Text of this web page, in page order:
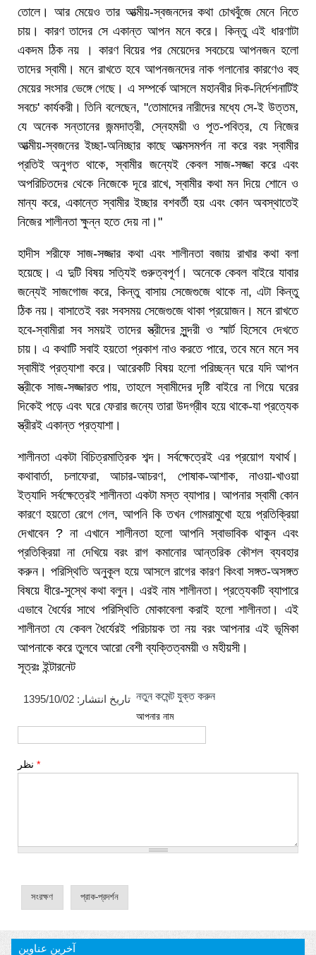
তোলে। আর মেয়েও তার আত্মীয়-স্বজনদের কথা চোখবুঁজে মেনে নিতে
চায়। কারণ তাদের সে একান্ত আপন মনে করে। কিন্তু এই ধারণাটা
একদম ঠিক নয় । কারণ বিয়ের পর মেয়েদের সবচেয়ে আপনজন হলো
তাদের স্বামী। মনে রাখতে হবে আপনজনদের নাক গলানোর কারণেও বহু
মেয়ের সংসার ভেঙ্গে গেছে। এ সম্পর্কে আসলে মহানবীর দিক-নির্দেশনাটিই
সবচে' কার্যকরী। তিনি বলেছেন, "তোমাদের নারীদের মধ্যে সে-ই উত্তম,
যে অনেক সন্তানের জন্মদাত্রী, স্নেহময়ী ও পূত-পবিত্র, যে নিজের
আত্মীয়-স্বজনের ইচ্ছা-অনিচ্ছার কাছে আত্মসমর্পন না করে বরং স্বামীর
প্রতিই অনুগত থাকে, স্বামীর জন্যেই কেবল সাজ-সজ্জা করে এবং
অপরিচিতদের থেকে নিজেকে দূরে রাখে, স্বামীর কথা মন দিয়ে শোনে ও
মান্য করে, একান্তে স্বামীর ইচ্ছার বশবর্তী হয় এবং কোন অবস্থাতেই
নিজের শালীনতা ক্ষুন্ন হতে দেয় না।"
হাদীস শরীফে সাজ-সজ্জার কথা এবং শালীনতা বজায় রাখার কথা বলা
হয়েছে। এ দুটি বিষয় সত্যিই গুরুত্বপূর্ণ। অনেকে কেবল বাইরে যাবার
জন্যেই সাজগোজ করে, কিন্তু বাসায় সেজেগুজে থাকে না, এটা কিন্তু
ঠিক নয়। বাসাতেই বরং সবসময় সেজেগুজে থাকা প্রয়োজন। মনে রাখতে
হবে-স্বামীরা সব সময়ই তাদের স্ত্রীদের সুন্দরী ও স্মার্ট হিসেবে দেখতে
চায়। এ কথাটি সবাই হয়তো প্রকাশ নাও করতে পারে, তবে মনে মনে সব
স্বামীই প্রত্যাশা করে। আরেকটি বিষয় হলো পরিচ্ছন্ন ঘরে যদি আপন
স্ত্রীকে সাজ-সজ্জারত পায়, তাহলে স্বামীদের দৃষ্টি বাইরে না গিয়ে ঘরের
দিকেই পড়ে এবং ঘরে ফেরার জন্যে তারা উদগ্রীব হয়ে থাকে-যা প্রত্যেক
স্ত্রীরই একান্ত প্রত্যাশা।
শালীনতা একটা বিচিত্রমাত্রিক শব্দ। সর্বক্ষেত্রেই এর প্রয়োগ যথার্থ।
কথাবার্তা, চলাফেরা, আচার-আচরণ, পোষাক-আশাক, নাওয়া-খাওয়া
ইত্যাদি সর্বক্ষেত্রেই শালীনতা একটা মস্ত ব্যাপার। আপনার স্বামী কোন
কারণে হয়তো রেগে গেল, আপনি কি তখন গোমরামুখো হয়ে প্রতিক্রিয়া
দেখাবেন ? না এখানে শালীনতা হলো আপনি স্বাভাবিক থাকুন এবং
প্রতিক্রিয়া না দেখিয়ে বরং রাগ কমানোর আন্তরিক কৌশল ব্যবহার
করুন। পরিস্থিতি অনুকূল হয়ে আসলে রাগের কারণ কিংবা সঙ্গত-অসঙ্গত
বিষয়ে ধীরে-সুস্থে কথা বলুন। এরই নাম শালীনতা। প্রত্যেকটি ব্যাপারে
এভাবে ধৈর্যের সাথে পরিস্থিতি মোকাবেলা করাই হলো শালীনতা। এই
শালীনতা যে কেবল ধৈর্যেরই পরিচায়ক তা নয় বরং আপনার এই ভূমিকা
আপনাকে করে তুলবে আরো বেশী ব্যক্তিত্বময়ী ও মহীয়সী।
সূত্রঃ ইন্টারনেট
تاریخ انتشار: 1395/10/02 নতুন কমেন্ট যুক্ত করুন
আপনার নাম
*
آخرین عناوین